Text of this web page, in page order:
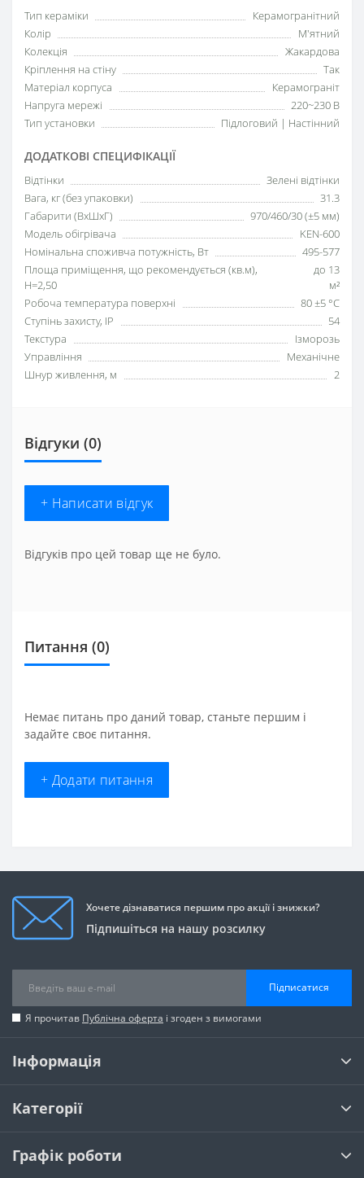
Тип кераміки
Керамогранітний
Колір
М'ятний
Колекція
Жакардова
Кріплення на стіну
Так
Матеріал корпуса
Керамограніт
Напруга мережі
220~230 В
Тип установки
Підлоговий | Настінний
ДОДАТКОВІ СПЕЦИФІКАЦІЇ
Відтінки
Зелені відтінки
Вага, кг (без упаковки)
31.3
Габарити (ВхШхГ)
970/460/30 (±5 мм)
Модель обігрівача
KEN-600
Номінальна споживча потужність, Вт
495-577
Площа приміщення, що рекомендується (кв.м),
H=2,50
до 13
м²
Робоча температура поверхні
80 ±5 °С
Ступінь захисту, IP
54
Текстура
Ізморозь
Управління
Механічне
Шнур живлення, м
2
Відгуки (0)
+ Написати відгук
Відгуків про цей товар ще не було.
Питання (0)
Немає питань про даний товар, станьте першим і
задайте своє питання.
+ Додати питання
Хочете дізнаватися першим про акції і знижки?
Підпишіться на нашу розсилку
Підписатися
Я прочитав Публічна оферта і згоден з вимогами
Інформація
Категорії
Графік роботи